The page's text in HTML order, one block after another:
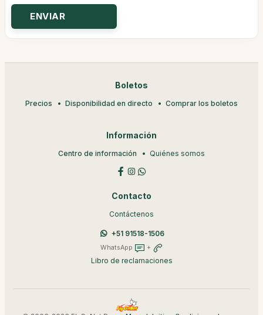
Boletos
Precios Disponibilidad en directo Comprar los boletos
Información
Centro de información Quiénes somos
Contacto
Contáctenos
+51 91518-1506
WhatsApp +
Libro de reclamaciones